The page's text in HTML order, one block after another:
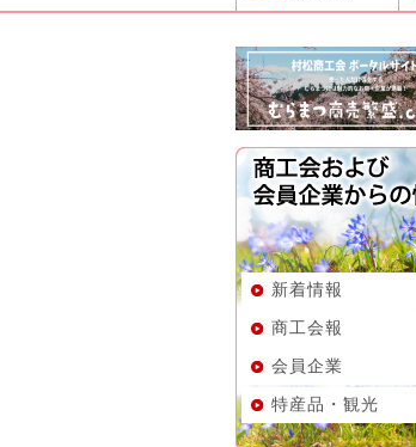
新着情報
商工会報
会員企業
特産品・観光